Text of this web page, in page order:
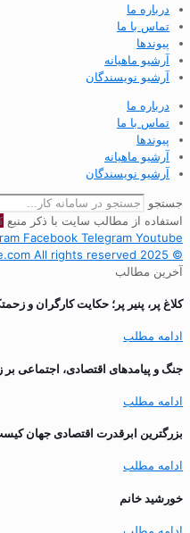
درباره ما
تماس با ما
پیوندها
آرشیو ماهیانه
آرشیو نویسندگان
درباره ما
تماس با ما
پیوندها
آرشیو ماهیانه
آرشیو نویسندگان
جستجو
استفاده از مطالب سایت با ذکر منبع
Facebook Telegram Youtube
© 2025 kar-online.com All rights reserved
آخرین مطالب
کلاغ پر، پنیر پر؛ حکایت کارگران و
ادامه مطلب
جنگ و پیامدهای اقتصادی، اجتماعی
ادامه مطلب
بزرگترین ابرقدرت اقتصادی جهان
ادامه مطلب
خورشید خانم